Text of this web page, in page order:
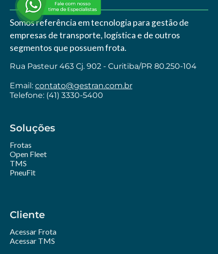
Soluções
Frotas
Open Fleet
TMS
PneuFit
Cliente
Acessar Frota
Acessar TMS
Somos referência em tecnologia para gestão de
empresas de transporte, logística e de outros
segmentos que possuem frota.
Rua Pasteur 463 Cj. 902 - Curitiba/PR 80.250-104
Email: contato@gestran.com.br
Telefone: (41) 3330-5400